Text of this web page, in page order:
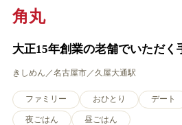
角丸
大正15年創業の老舗でいただく
きしめん 名古屋市 久屋大通駅
ファミリー おひとり デート
夜ごはん 昼ごはん